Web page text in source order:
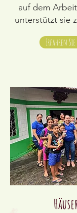
auf dem
unterstützt sie
Erfahren